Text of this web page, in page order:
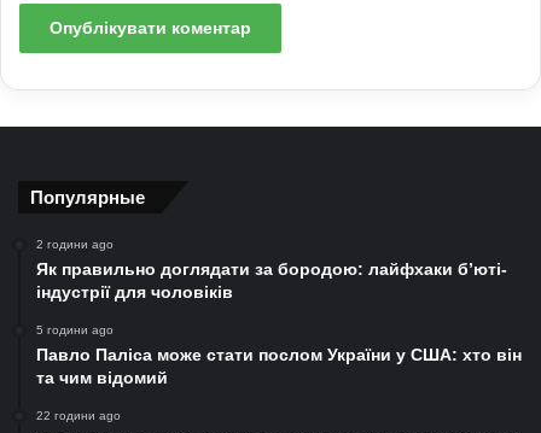
Популярные
2 години ago
Як правильно доглядати за бородою: лайфхаки б’юті-
індустрії для чоловіків
5 години ago
Павло Паліса може стати послом України у США: хто він
та чим відомий
22 години ago